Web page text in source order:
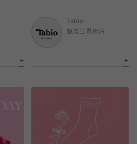
Tabio
阪急三番街店